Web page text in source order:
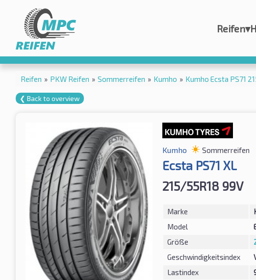
Reifen▾
Reifen » PKW Reifen » Sommerreifen » Kumho » Kumho Ecsta PS71
❮ Back to overview
Kumho Sommerreifen
Ecsta PS71 XL
215/55R18 99V
Marke
Model
Größe
Geschwindigkeitsindex
Lastindex